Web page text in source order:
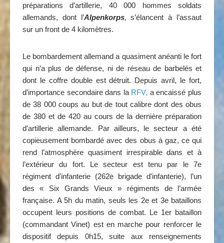
préparations d’artillerie, 40 000 hommes soldats
allemands, dont l’Alpenkorps, s’élancent à l’assaut
sur un front de 4 kilomètres.
Le bombardement allemand a quasiment anéanti le fort
qui n’a plus de défense, ni de réseau de barbelés et
dont le coffre double est détruit. Depuis avril, le fort,
d’importance secondaire dans la RFV, a encaissé plus
de 38 000 coups au but de tout calibre dont des obus
de 380 et de 420 au cours de la dernière préparation
d’artillerie allemande. Par ailleurs, le secteur a été
copieusement bombardé avec des obus à gaz, ce qui
rend l’atmosphère quasiment irrespirable dans et à
l’extérieur du fort. Le secteur est tenu par le 7e
régiment d’infanterie (262e brigade d’infanterie), l’un
des « Six Grands Vieux » régiments de l’armée
française. A 5h du matin, seuls les 2e et 3e bataillons
occupent leurs positions de combat. Le 1er bataillon
(commandant Vinet) est en marche pour renforcer le
dispositif depuis 0h15, suite aux renseignements